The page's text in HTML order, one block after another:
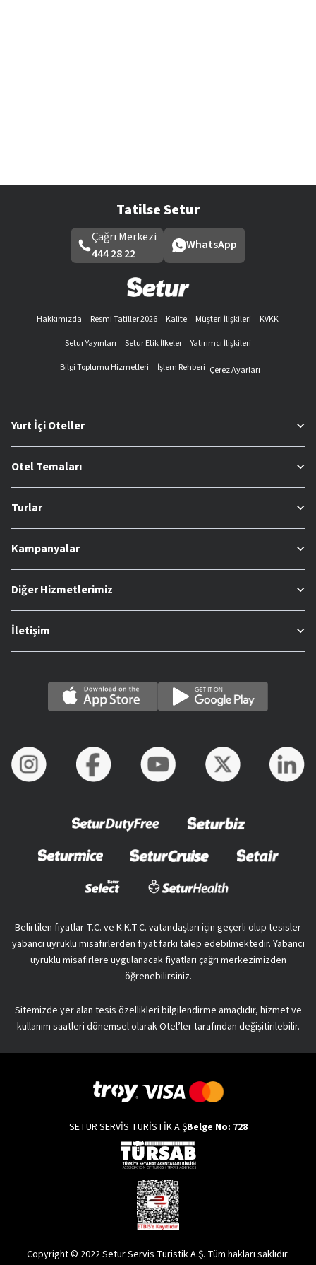
Tatilse Setur
Çağrı Merkezi
444 28 22
WhatsApp
Hakkımızda Resmi Tatiller 2026 Kalite Müşteri İlişkileri
KVKK
Setur Yayınları
Setur Etik İlkeler
Yatırımcı İlişkileri
Bilgi Toplumu Hizmetleri
İşlem Rehberi Çerez Ayarları
Yurt İçi Oteller
Otel Temaları
Turlar
Kampanyalar
Diğer Hizmetlerimiz
İletişim
Belirtilen fiyatlar T.C. ve K.K.T.C. vatandaşları için geçerli olup tesisler
yabancı uyruklu misafirlerden fiyat farkı talep edebilmektedir. Yabancı
uyruklu misafirlere uygulanacak fiyatları çağrı merkezimizden
öğrenebilirsiniz.
Sitemizde yer alan tesis özellikleri bilgilendirme amaçlıdır, hizmet ve
kullanım saatleri dönemsel olarak Otel’ler tarafından değişitirilebilir.
SETUR SERVİS TURİSTİK A.ŞBelge No: 728
Copyright © 2022 Setur Servis Turistik A.Ş. Tüm hakları saklıdır.